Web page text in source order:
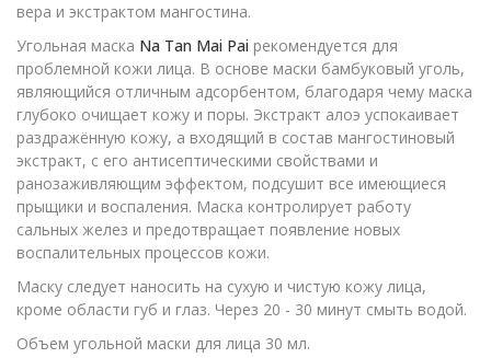
вера и экстрактом мангостина.
Угольная маска Na Tan Mai Pai рекомендуется для
проблемной кожи лица. В основе маски бамбуковый уголь,
являющийся отличным адсорбентом, благодаря чему маска
глубоко очищает кожу и поры. Экстракт алоэ успокаивает
раздражённую кожу, а входящий в состав мангостиновый
экстракт, с его антисептическими свойствами и
ранозаживляющим эффектом, подсушит все имеющиеся
прыщики и воспаления. Маска контролирует работу
сальных желез и предотвращает появление новых
воспалительных процессов кожи.
Маску следует наносить на сухую и чистую кожу лица,
кроме области губ и глаз. Через 20 - 30 минут смыть водой.
Объем угольной маски для лица 30 мл.